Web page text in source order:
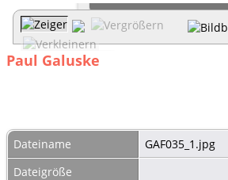
Paul Galuske
Dateiname
GAF035_1.jpg
Dateigröße